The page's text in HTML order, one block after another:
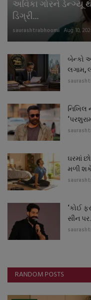
સ્વાસ્થ્ય
અવિકા ગોરને ડેન્ગ્યૂ
ડિગ્રી...
saurashtrabhoomi Aug 10,
બેન્કો
લગામ,
નિખિલ
ઘરમાં
મળી
‘કોઈ
સીન
RANDOM POSTS